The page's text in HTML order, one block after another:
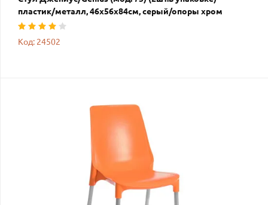
пластик/металл, 46x56x84cм, серый/опоры хром
Код: 24502